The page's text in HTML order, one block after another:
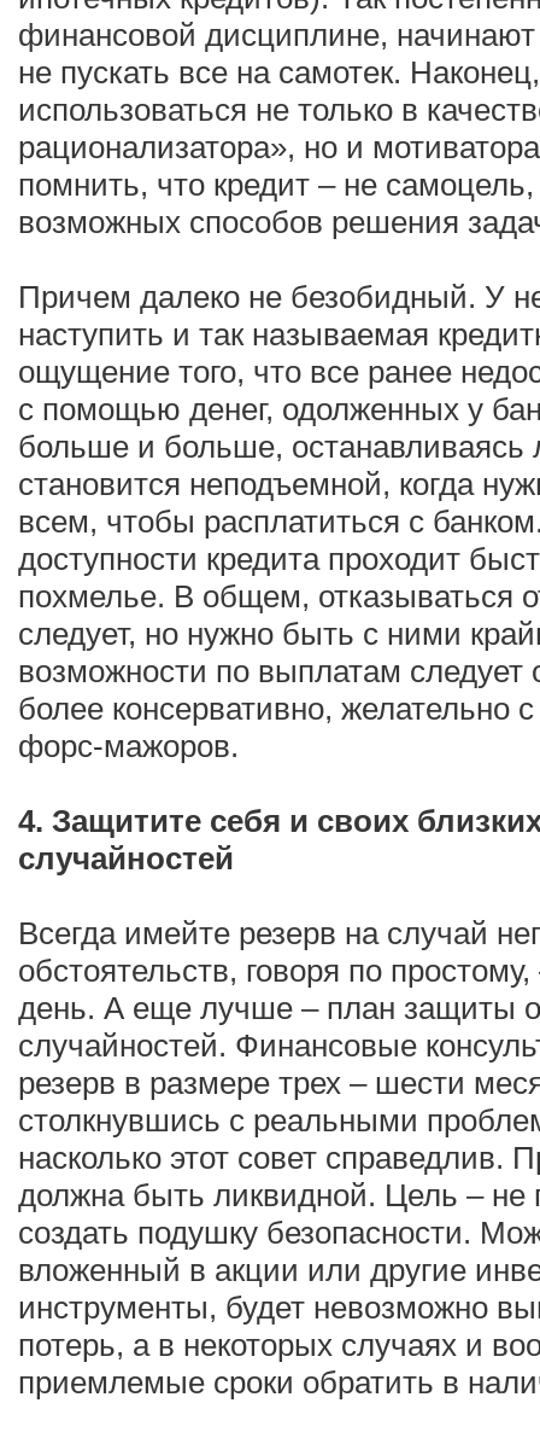
финансовой дисциплине,
не пускать все на самотек.
использоваться не только в
рационализатора», но и
помнить, что кредит – не
возможных способов решения
Причем далеко не безобидный. У
наступить и так называемая
ощущение того, что все ранее
с помощью денег, одолженных у
больше и больше, останавливаясь
становится неподъемной, когда
всем, чтобы расплатиться с
доступности кредита проходит
похмелье. В общем, отказываться
следует, но нужно быть с ними
возможности по выплатам следует
более консервативно, желательно
форс-мажоров.
4. Защитите себя и своих
случайностей
Всегда имейте резерв на случай
обстоятельств, говоря по
день. А еще лучше – план защиты
случайностей. Финансовые
резерв в размере трех – шести
столкнувшись с реальными
насколько этот совет справедлив.
должна быть ликвидной. Цель – не
создать подушку безопасности.
вложенный в акции или другие
инструменты, будет невозможно
потерь, а в некоторых случаях и
приемлемые сроки обратить в